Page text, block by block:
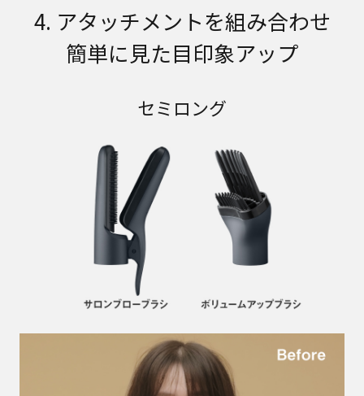
4. アタッチメントを組み合わせ
簡単に見た目印象アップ
セミロング